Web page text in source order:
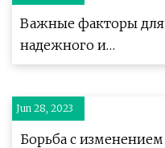
Важные факторы для
надежного и
воспроизводимого
Jun 28, 2023
Борьба с изменением